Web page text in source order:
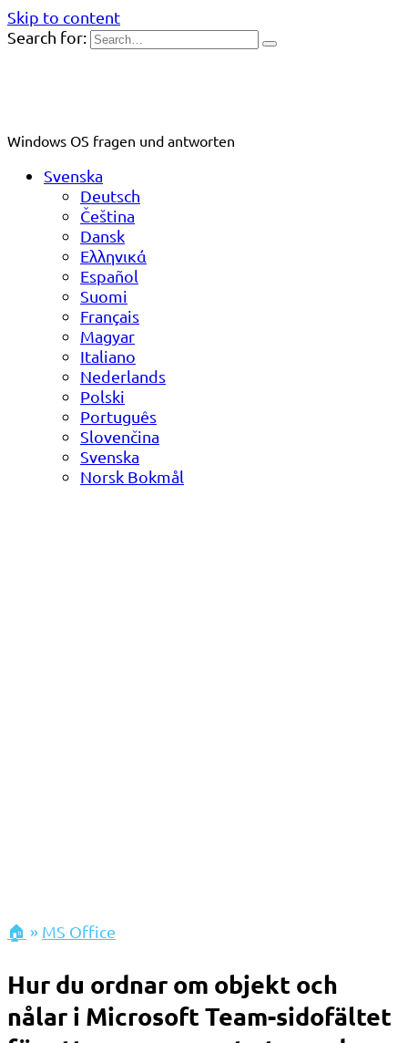
Skip to content
Search for:
Windows OS fragen und antworten
Svenska
Deutsch
Čeština
Dansk
Ελληνικά
Español
Suomi
Français
Magyar
Italiano
Nederlands
Polski
Português
Slovenčina
Svenska
Norsk Bokmål
🏠 » MS Office
Hur du ordnar om objekt och
nålar i Microsoft Team-sidofältet